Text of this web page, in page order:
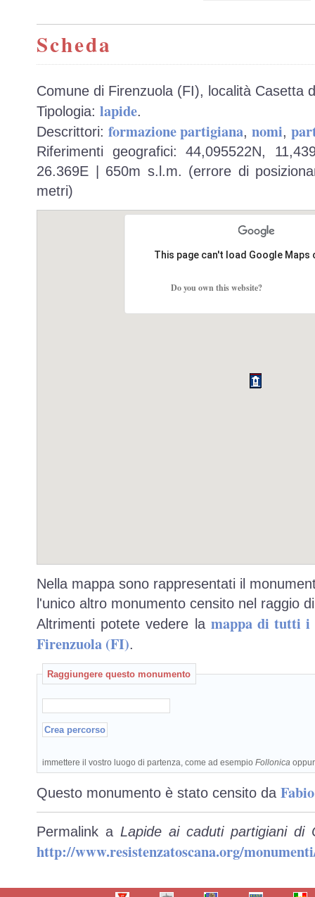
Scheda
Comune di Firenzuola (FI), località Casetta
Tipologia: lapide.
Descrittori: formazione partigiana, nomi,
Riferimenti geografici: 44,095522N,
26.369E | 650m s.l.m. (errore di
metri)
This page can't load Google
Do you own this website?
Nella mappa sono rappresentati il
l'unico altro monumento censito nel raggio
Altrimenti potete vedere la mappa di tutti i
Firenzuola (FI).
Raggiungere questo monumento
immettere il vostro luogo di partenza, come ad esempio Follonica
Questo monumento è stato censito da
Permalink a Lapide ai caduti partigiani di
http://www.resistenzatoscana.org/